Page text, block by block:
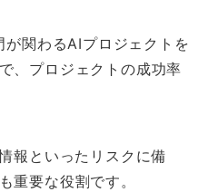
関わるAIプロジェクトを
、プロジェクトの成功率
報といったリスクに備
重要な役割です。